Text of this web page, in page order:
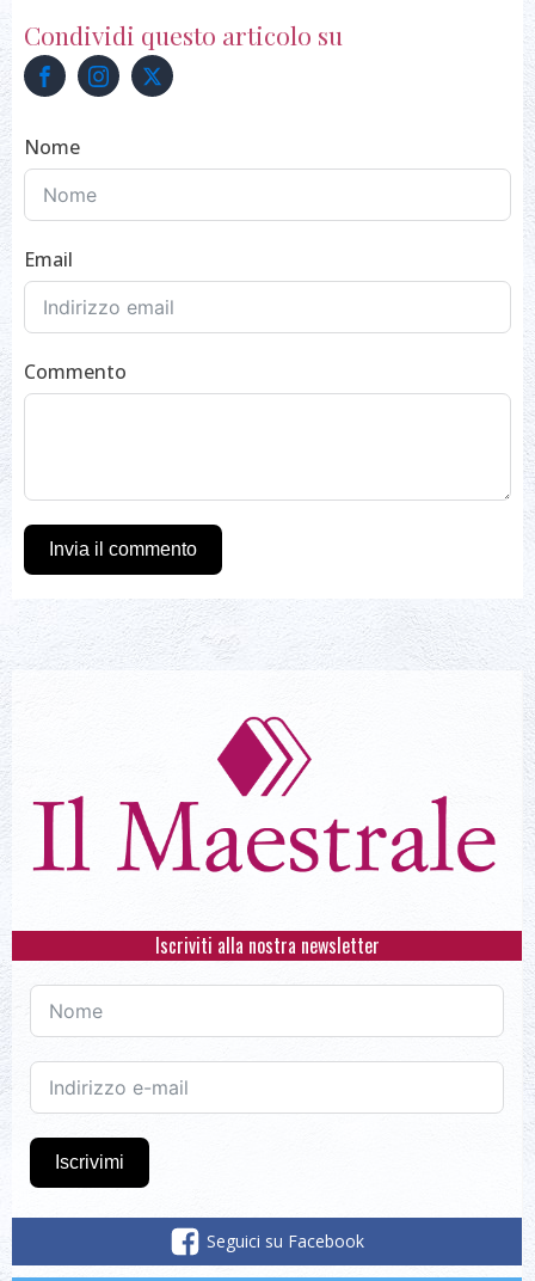
Condividi questo articolo su
Nome
Email
Commento
Invia il commento
Iscriviti alla nostra newsletter
Iscrivimi
Seguici su Facebook